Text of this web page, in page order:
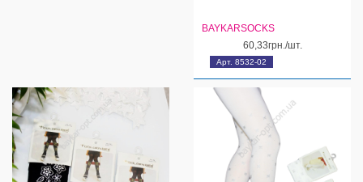
Арт. 8532-02
BAYKARSOCKS
60,33грн./шт.